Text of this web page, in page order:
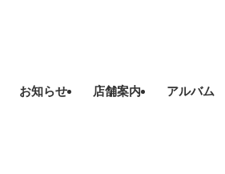
お知らせ 店舗案内 アルバム